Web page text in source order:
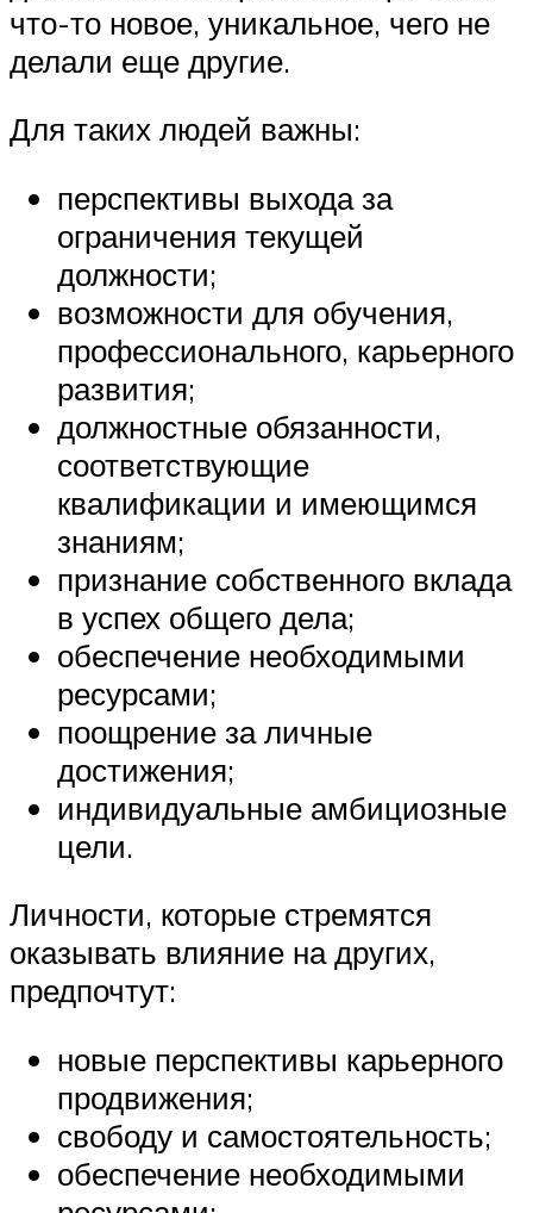
что-то новое, уникальное, чего не
делали еще другие.
Для таких людей важны:
перспективы выхода за
ограничения текущей
должности;
возможности для обучения,
профессионального, карьерного
развития;
должностные обязанности,
соответствующие
квалификации и имеющимся
знаниям;
признание собственного вклада
в успех общего дела;
обеспечение необходимыми
ресурсами;
поощрение за личные
достижения;
индивидуальные амбициозные
цели.
Личности, которые стремятся
оказывать влияние на других,
предпочтут:
новые перспективы карьерного
продвижения;
свободу и самостоятельность;
обеспечение необходимыми